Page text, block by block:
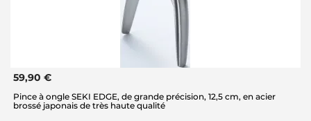
59,90 €
Pince à ongle SEKI EDGE, de grande précision, 12,5 cm, en acier
brossé japonais de très haute qualité